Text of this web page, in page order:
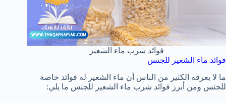
فوائد شرب ماء الشعير
فوائد ماء الشعير للجنس
ما لا يعرفه الكثير من الناس أن ماء الشعير له فوائد خاصة
للجنس ومن أبرز فوائد شرب ماء الشعير للجنس ما يلي: